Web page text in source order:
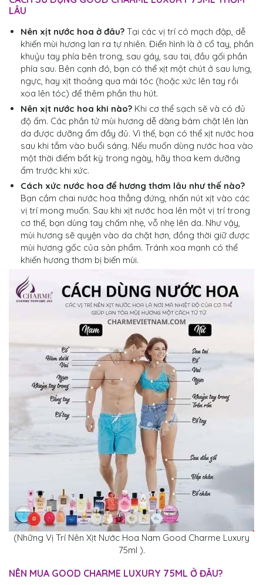
LÂU
Nên xịt nước hoa ở đâu? Tại các vị trí có mạch đập, dễ
khiến mùi hương lan ra tự nhiên. Điển hình là ở cổ tay, phần
khuỷu tay phía bên trong, sau gáy, sau tai, đầu gối phần
phía sau. Bên cạnh đó, bạn có thể xịt một chút ở sau lưng,
ngực, hay xịt thoảng qua mái tóc (hoặc xức lên tay rồi
xoa lên tóc) để thêm phần thu hút.
Nên xịt nước hoa khi nào? Khi cơ thể sạch sẽ và có đủ
độ ẩm. Các phần tử mùi hương dễ dàng bám chặt lên làn
da được dưỡng ẩm đầy đủ. Vì thế, bạn có thể xịt nước hoa
sau khi tắm vào buổi sáng. Nếu muốn dùng nước hoa vào
một thời điểm bất kỳ trong ngày, hãy thoa kem dưỡng
ẩm trước khi xức.
Cách xức nước hoa để hương thơm lâu như thế nào?
Bạn cầm chai nước hoa thẳng đứng, nhấn nút xịt vào các
vị trí mong muốn. Sau khi xịt nước hoa lên một vị trí trong
cơ thể, bạn dùng tay chấm nhẹ, vỗ nhẹ lên da. Như vậy,
mùi hương sẽ quyện vào da chặt hơn, đồng thời giữ được
mùi hương gốc của sản phẩm. Tránh xoa mạnh có thể
khiến hương thơm bị biến mùi.
(Những Vị Trí Nên Xịt Nước Hoa Nam Good Charme Luxury
75ml ).
NÊN MUA GOOD CHARME LUXURY 75ML Ở ĐÂU?